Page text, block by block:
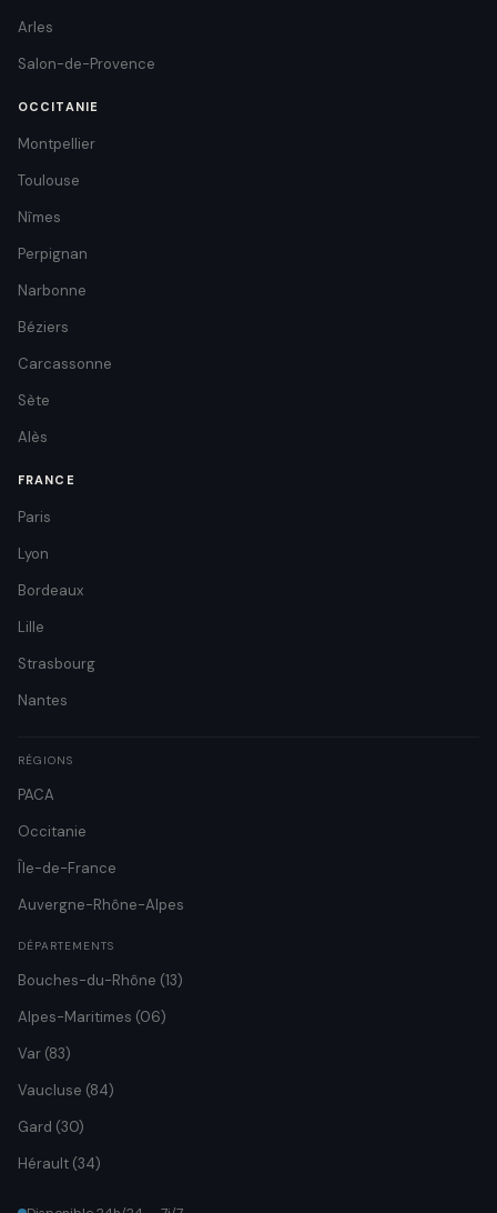
Arles
Salon-de-Provence
OCCITANIE
Montpellier
Toulouse
Nîmes
Perpignan
Narbonne
Béziers
Carcassonne
Sète
Alès
FRANCE
Paris
Lyon
Bordeaux
Lille
Strasbourg
Nantes
RÉGIONS
PACA
Occitanie
Île-de-France
Auvergne-Rhône-Alpes
DÉPARTEMENTS
Bouches-du-Rhône (13)
Alpes-Maritimes (06)
Var (83)
Vaucluse (84)
Gard (30)
Hérault (34)